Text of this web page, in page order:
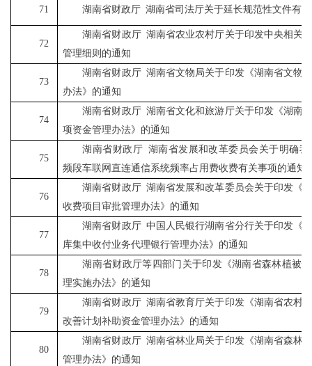
71 湖南省财政厅 湖南省司法厅关于延长规范性文件有
72
湖南省财政厅 湖南省农业农村厅关于印发中央相关
管理细则的通知
73
湖南省财政厅 湖南省文物局关于印发《湖南省文物
办法》的通知
74
湖南省财政厅 湖南省文化和旅游厅关于印发《湖南
项资金管理办法》的通知
75
湖南省财政厅 湖南省发展和改革委员会关于明确我
频段车联网直连通信系统频率占用费收费有关事项的通知
76
湖南省财政厅 湖南省发展和改革委员会关于印发《
收费项目审批管理办法》的通知
77
湖南省财政厅 中国人民银行湖南省分行关于印发《
库集中收付业务代理银行管理办法》的通知
78
湖南省财政厅等四部门关于印发《湖南省森林植被
理实施办法》的通知
79
湖南省财政厅 湖南省教育厅关于印发《湖南省农村
改善计划补助资金管理办法》的通知
80
湖南省财政厅 湖南省林业局关于印发《湖南省森林
管理办法》的通知